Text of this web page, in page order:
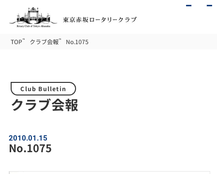
TOP クラブ会報 No.1075
Club Bulletin
クラブ会報
2010.01.15
No.1075